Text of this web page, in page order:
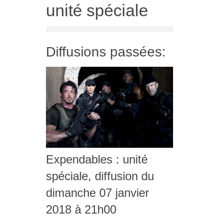
unité spéciale
Diffusions passées:
Expendables : unité
spéciale, diffusion du
dimanche 07 janvier
2018 à 21h00